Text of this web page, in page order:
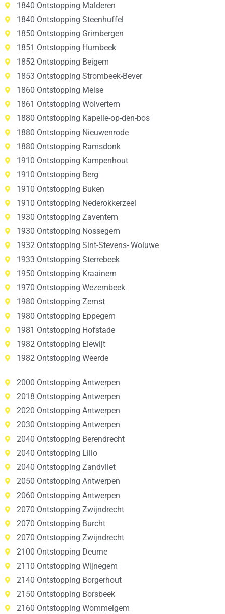
1840 Ontstopping Malderen
1840 Ontstopping Steenhuffel
1850 Ontstopping Grimbergen
1851 Ontstopping Humbeek
1852 Ontstopping Beigem
1853 Ontstopping Strombeek-Bever
1860 Ontstopping Meise
1861 Ontstopping Wolvertem
1880 Ontstopping Kapelle-op-den-bos
1880 Ontstopping Nieuwenrode
1880 Ontstopping Ramsdonk
1910 Ontstopping Kampenhout
1910 Ontstopping Berg
1910 Ontstopping Buken
1910 Ontstopping Nederokkerzeel
1930 Ontstopping Zaventem
1930 Ontstopping Nossegem
1932 Ontstopping Sint-Stevens- Woluwe
1933 Ontstopping Sterrebeek
1950 Ontstopping Kraainem
1970 Ontstopping Wezembeek
1980 Ontstopping Zemst
1980 Ontstopping Eppegem
1981 Ontstopping Hofstade
1982 Ontstopping Elewijt
1982 Ontstopping Weerde
2000 Ontstopping Antwerpen
2018 Ontstopping Antwerpen
2020 Ontstopping Antwerpen
2030 Ontstopping Antwerpen
2040 Ontstopping Berendrecht
2040 Ontstopping Lillo
2040 Ontstopping Zandvliet
2050 Ontstopping Antwerpen
2060 Ontstopping Antwerpen
2070 Ontstopping Zwijndrecht
2070 Ontstopping Burcht
2070 Ontstopping Zwijndrecht
2100 Ontstopping Deurne
2110 Ontstopping Wijnegem
2140 Ontstopping Borgerhout
2150 Ontstopping Borsbeek
2160 Ontstopping Wommelgem